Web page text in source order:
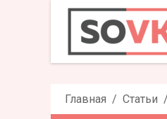
Главная Статьи